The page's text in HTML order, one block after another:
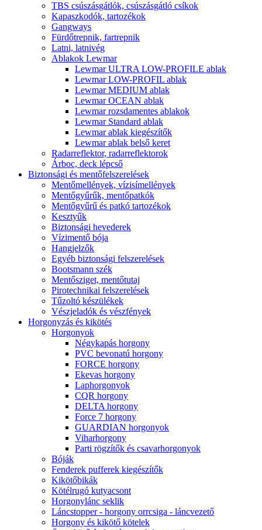
TBS csúszásgátlók, csúszásgátló csíkok
Kapaszkodók, tartozékok
Gangways
Fürdőtrepnik, fartrepnik
Latni, latnivég
Ablakok Lewmar
Lewmar ULTRA LOW-PROFILE ablak
Lewmar LOW-PROFIL ablak
Lewmar MEDIUM ablak
Lewmar OCEAN ablak
Lewmar rozsdamentes ablakok
Lewmar Standard ablak
Lewmar ablak kiegészítők
Lewmar ablak belső keret
Radarreflektor, radarreflektorok
Árboc, deck lépcső
Biztonsági és mentőfelszerelések
Mentőmellények, vízisímellények
Mentőgyűrűk, mentőpatkók
Mentőgyűrű és patkó tartozékok
Kesztyűk
Biztonsági hevederek
Vízimentő bója
Hangjelzők
Egyéb biztonsági felszerelések
Bootsmann szék
Mentősziget, mentőtutaj
Pirotechnikai felszerelések
Tűzoltó készülékek
Vészjeladók és vészfények
Horgonyzás és kikötés
Horgonyok
Négykapás horgony
PVC bevonatú horgony
FORCE horgony
Ekevas horgony
Laphorgonyok
CQR horgony
DELTA horgony
Force 7 horgony
GUARDIAN horgonyok
Viharhorgony
Parti rögzítők és csavarhorgonyok
Bóják
Fenderek pufferek kiegészítők
Kikötőbikák
Kötélrugó kutyacsont
Horgonylánc seklik
Láncstopper - horgony orrcsiga - láncvezető
Horgony és kikötő kötelek